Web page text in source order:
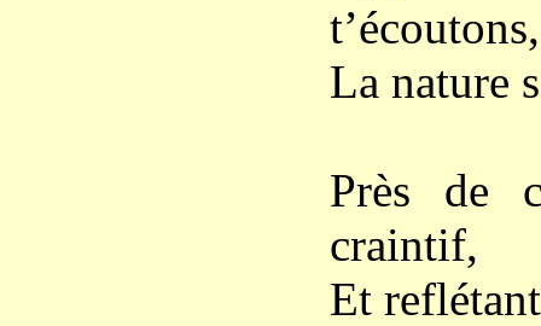
t’écoutons,
La nature
Près de
craintif,
Et